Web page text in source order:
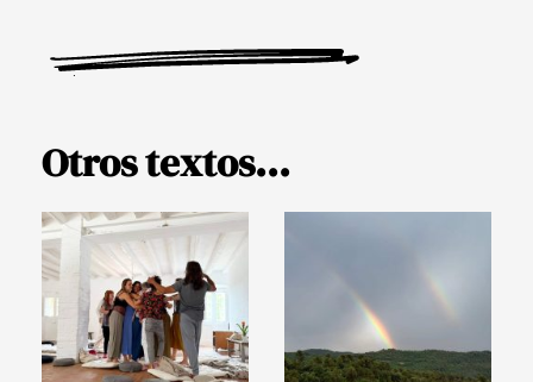
Otros textos...